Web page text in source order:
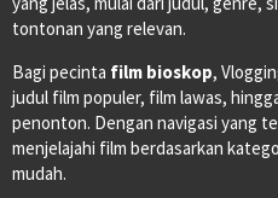
tontonan yang relevan.
Bagi pecinta film bioskop,
judul film populer, film lawas,
penonton. Dengan navigasi yang
menjelajahi film berdasarkan
mudah.